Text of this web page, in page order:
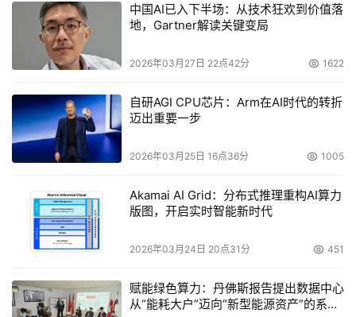
我们看到在Novus整个的产品家族里面有几个部分，首先它
可以提供管理复杂度参数的评估，现在的客户随着存储的数
据的飞速的增长，我们的客户存储环境，它的复杂度是成倍
地增长，不要说你在单一平台存储的发展，假如你积累了几
年甚至于近十年的积累，如果你用了单一平台的产品，你可
以看到，像IBM存储的家族以及非常多的更新和换代，我们
和国内的客户更多会采用不同厂商的产品组成整个的业务环
是非常可观的，也是我们IT管理层面上最头痛的一件事。
如何将IT的管理复杂度有一个量化的参数和指标，Novus从
佳实践，帮助客户去简化存储环境的最佳路线，在最佳实践
中存储整合、虚拟化技术是不可或缺的最重要的部分。
中国AI已入下半场：从技术狂欢到价值落
地，Gartner解读关键变局
2026年03月27日 22点42分 1622
自研AGI CPU芯片：Arm在AI时代的转折
迈出重要一步
2026年03月25日 16点36分 1005
Akamai AI Grid：分布式推理重构AI算力
版图，开启实时智能新时代
2026年03月24日 20点31分 451
赋能绿色算力：丹佛斯报告提出数据中心
从“能耗大户”迈向“新型能源资产”的系统